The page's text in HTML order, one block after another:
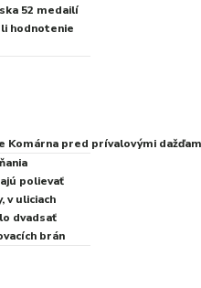
52 medailí
hodnotenie
Komárna pred prívalovými
polievať
v uliciach
dvadsať
brán